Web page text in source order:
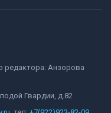
редактора: Анзорова
Гвардии, д.82